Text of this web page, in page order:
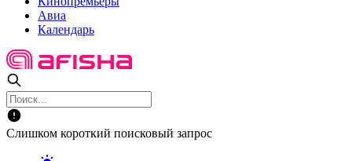
Авиа
Календарь
Слишком короткий поисковый запрос